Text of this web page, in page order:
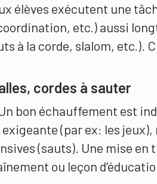
élèves exécutent une
etc.) aussi
à la corde, slalom, etc.).
cordes à sauter
bon échauffement est
(par ex: les
(sauts). Une mise
ou leçon